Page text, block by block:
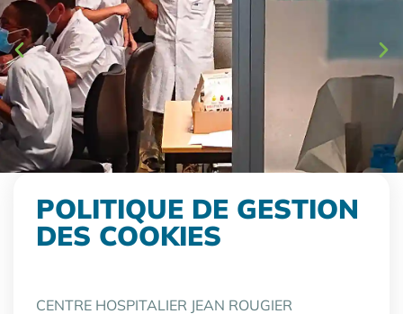
Les hôpitaux publics du
Lot,
POLITIQUE DE GESTION
DES COOKIES
CENTRE HOSPITALIER JEAN ROUGIER